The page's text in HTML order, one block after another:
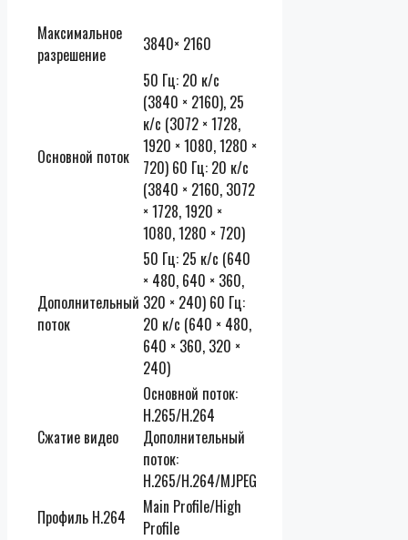
Максимальное
разрешение
3840× 2160
Основной поток
50 Гц: 20 к/с
(3840 × 2160), 25
к/с (3072 × 1728,
1920 × 1080, 1280 ×
720) 60 Гц: 20 к/с
(3840 × 2160, 3072
× 1728, 1920 ×
1080, 1280 × 720)
Дополнительный
поток
50 Гц: 25 к/с (640
× 480, 640 × 360,
320 × 240) 60 Гц:
20 к/с (640 × 480,
640 × 360, 320 ×
240)
Сжатие видео
Основной поток:
H.265/H.264
Дополнительный
поток:
H.265/H.264/MJPEG
Профиль H.264
Main Profile/High
Profile